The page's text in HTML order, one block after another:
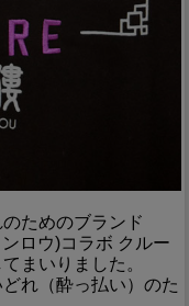
ためのブランド
ロウ)コラボ クルー
まいりました。
れ（酔っ払い）のた